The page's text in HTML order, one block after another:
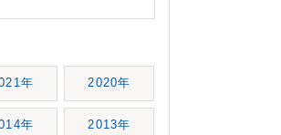
年 2020年
年 2013年